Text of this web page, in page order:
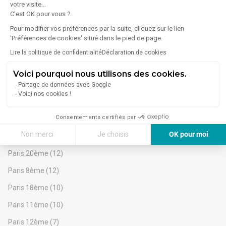
votre visite...
C'est OK pour vous ?
Pour modifier vos préférences par la suite, cliquez sur le lien
'Préférences de cookies' situé dans le pied de page.
Lire la politique de confidentialitéDéclaration de cookies
Voici pourquoi nous utilisons des cookies.
Partage de données avec Google
Voici nos cookies !
Consentements certifiés par
Non merci Je choisis
OK pour moi
Axeptio consent
Plateforme de Gestion du Consentement : Personnalisez vos Options
Notre plateforme vous permet d'adapter et de gérer vos paramètres
Je vous propose à la vente un fonds de commerce
passante.
Le local se compose de :
Une surface commerciale de 17 m²
Vous bénéficierez également d'un droit de terrasse avec 10
places assises.
Activité : petite restauration
Prix de cession : 200 000 €
Emplacement premium avec un fort flux piéton.
Disponible immédiatement.
Lire plus
AGENCE DES
ROUGES
Paris - Arrondissements - Location
(16)
Paris 19ème (14)
Paris 20ème (12)
Paris 8ème (12)
Paris 18ème (10)
Paris 11ème (10)
Paris 12ème (7)